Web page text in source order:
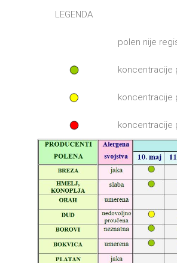
LEGENDA
polen nije
koncentracije
koncentracije
koncentracije